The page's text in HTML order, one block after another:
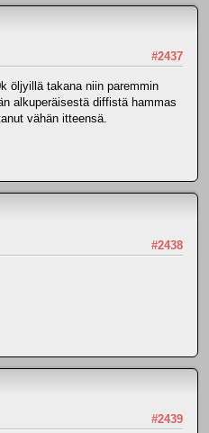
#2437
öljyillä takana niin paremmin
alkuperäisestä diffistä hammas
vähän itteensä.
#2438
#2439